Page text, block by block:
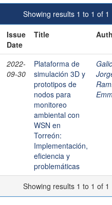
Showing results 1 to 1 of 1
Issue
Date
Title
2022-
09-30
Plataforma de
simulación 3D y
prototipos de
nodos para
monitoreo
ambiental con
WSN en
Torreón:
Implementación,
eficiencia y
problemáticas
Showing results 1 to 1 of 1